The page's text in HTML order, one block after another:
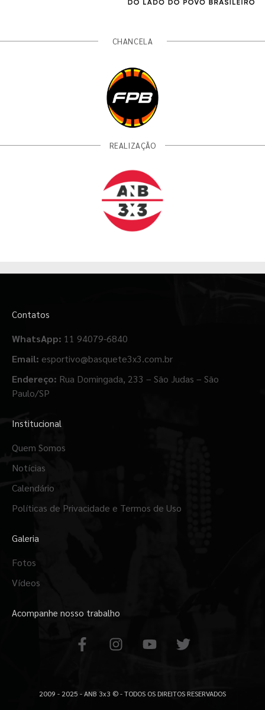
CHANCELA
REALIZAÇÃO
Contatos
WhatsApp: 11 94079-6840
Email: esportivo@basquete3x3.com.br
Endereço: Rua Domingada, 233 – São Judas – São
Paulo/SP
Institucional
Quem Somos
Notícias
Calendário
Políticas de Privacidade e Termos de Uso
Galeria
Fotos
Vídeos
Acompanhe nosso trabalho
F
a
b
I
n
a
Y
o
u
T
w
t
2009 - 2025 - ANB 3x3 © - TODOS OS DIREITOS RESERVADOS